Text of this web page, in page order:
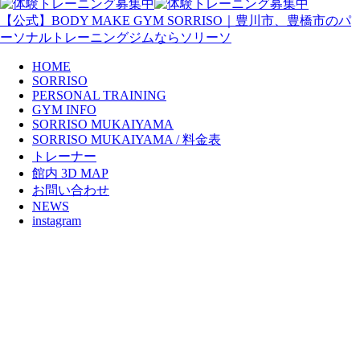
【公式】BODY MAKE GYM SORRISO｜豊川市、豊橋市のパ
ーソナルトレーニングジムならソリーソ
HOME
SORRISO
PERSONAL TRAINING
GYM INFO
SORRISO MUKAIYAMA
SORRISO MUKAIYAMA / 料金表
トレーナー
館内 3D MAP
お問い合わせ
NEWS
instagram